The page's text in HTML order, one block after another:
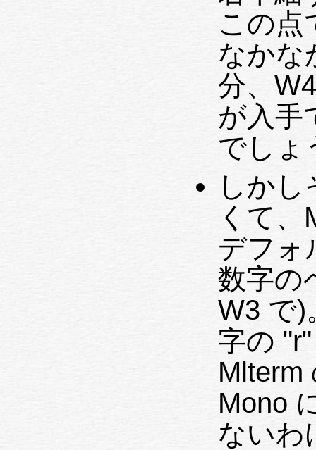
この点
なかな
分、
が入手
でしょ
しかし
くて、
デフォ
数字の
W3 で)
字の
Mlterm
Mono
ないわ